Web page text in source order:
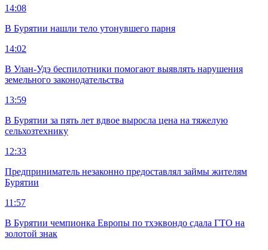
14:08
В Бурятии нашли тело утонувшего парня
14:02
В Улан-Удэ беспилотники помогают выявлять нарушения
земельного законодательства
13:59
В Бурятии за пять лет вдвое выросла цена на тяжелую
сельхозтехнику
12:33
Предприниматель незаконно предоставлял займы жителям
Бурятии
11:57
В Бурятии чемпионка Европы по тхэквондо сдала ГТО на
золотой знак